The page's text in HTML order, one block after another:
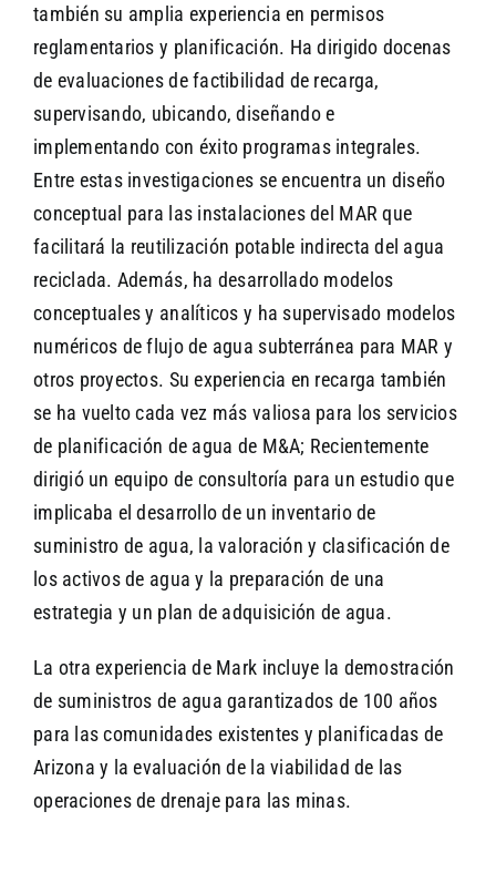
también su amplia experiencia en permisos
reglamentarios y planificación. Ha dirigido docenas
de evaluaciones de factibilidad de recarga,
supervisando, ubicando, diseñando e
implementando con éxito programas integrales.
Entre estas investigaciones se encuentra un diseño
conceptual para las instalaciones del MAR que
facilitará la reutilización potable indirecta del agua
reciclada. Además, ha desarrollado modelos
conceptuales y analíticos y ha supervisado modelos
numéricos de flujo de agua subterránea para MAR y
otros proyectos. Su experiencia en recarga también
se ha vuelto cada vez más valiosa para los servicios
de planificación de agua de M&A; Recientemente
dirigió un equipo de consultoría para un estudio que
implicaba el desarrollo de un inventario de
suministro de agua, la valoración y clasificación de
los activos de agua y la preparación de una
estrategia y un plan de adquisición de agua.
La otra experiencia de Mark incluye la demostración
de suministros de agua garantizados de 100 años
para las comunidades existentes y planificadas de
Arizona y la evaluación de la viabilidad de las
operaciones de drenaje para las minas.